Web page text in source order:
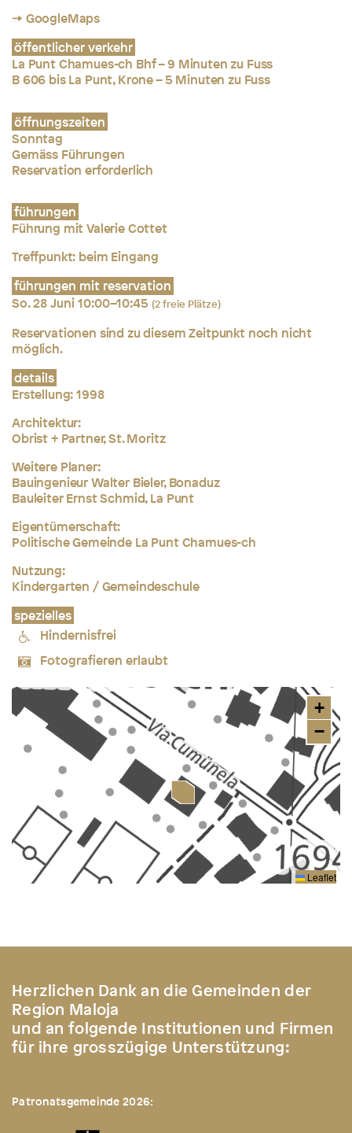
→ GoogleMaps
öffentlicher verkehr
La Punt Chamues-ch Bhf – 9 Minuten zu Fuss
B 606 bis La Punt, Krone – 5 Minuten zu Fuss
öffnungszeiten
Sonntag
Gemäss Führungen
Reservation erforderlich
führungen
Führung mit Valerie Cottet
Treffpunkt: beim Eingang
führungen mit reservation
So. 28 Juni 10:00–10:45 (2 freie Plätze)
Reservationen sind zu diesem Zeitpunkt noch nicht
möglich.
details
Erstellung: 1998
Architektur:
Obrist + Partner, St. Moritz
Weitere Planer:
Bauingenieur Walter Bieler, Bonaduz
Bauleiter Ernst Schmid, La Punt
Eigentümerschaft:
Politische Gemeinde La Punt Chamues-ch
Nutzung:
Kindergarten / Gemeindeschule
spezielles
Hindernisfrei
Fotografieren erlaubt
+
−
Leaflet
Herzlichen Dank an die Gemeinden der
Region Maloja
und an folgende Institutionen und Firmen
für ihre grosszügige Unterstützung:
Patronatsgemeinde 2026: